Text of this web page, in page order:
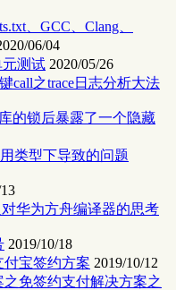
、GCC、Clang、
06/04
元测试 2020/05/26
call之trace日志分析大法
的锁后暴露了一个隐藏
类型下导致的问题
华为方舟编译器的思考
2019/10/18
宝签约方案 2019/10/12
免签约支付解决方案之